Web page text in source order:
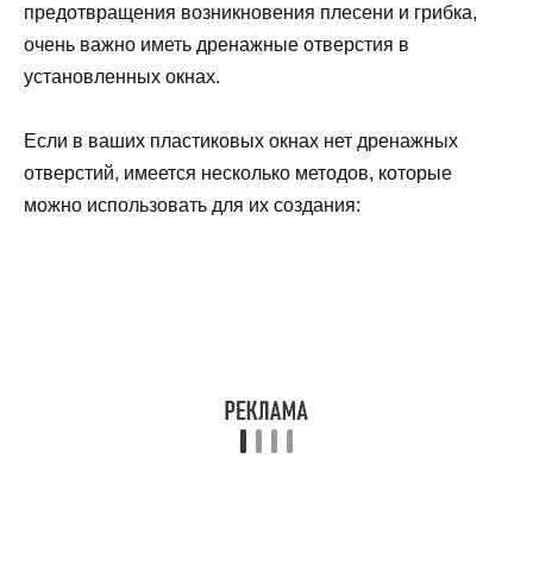
предотвращения возникновения плесени и грибка,
очень важно иметь дренажные отверстия в
установленных окнах.
Если в ваших пластиковых окнах нет дренажных
отверстий, имеется несколько методов, которые
можно использовать для их создания: